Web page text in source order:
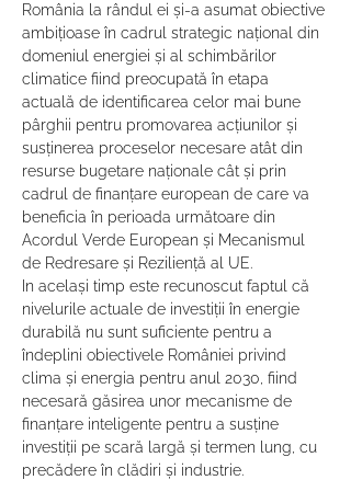
România la rândul ei și-a asumat obiective
ambițioase în cadrul strategic național din
domeniul energiei și al schimbărilor
climatice fiind preocupată în etapa
actuală de identificarea celor mai bune
pârghii pentru promovarea acțiunilor și
susținerea proceselor necesare atât din
resurse bugetare naționale cât și prin
cadrul de finanțare european de care va
beneficia în perioada următoare din
Acordul Verde European și Mecanismul
de Redresare și Reziliență al UE.
In același timp este recunoscut faptul că
nivelurile actuale de investiții în energie
durabilă nu sunt suficiente pentru a
îndeplini obiectivele României privind
clima și energia pentru anul 2030, fiind
necesară găsirea unor mecanisme de
finanțare inteligente pentru a susține
investiții pe scară largă și termen lung, cu
precădere în clădiri și industrie.